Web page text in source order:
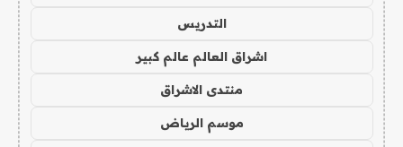
التدريس
اشراق العالم عالم كبير
منتدى الاشراق
موسم الرياض